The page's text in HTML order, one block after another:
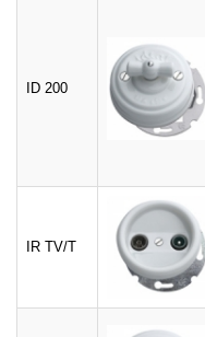
ID 200
IR TV/T